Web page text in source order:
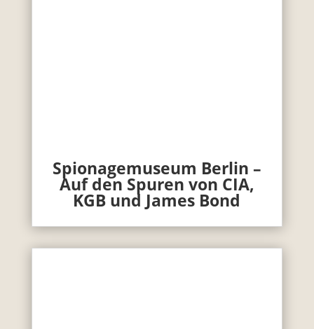
Spionagemuseum Berlin –
Auf den Spuren von CIA,
KGB und James Bond